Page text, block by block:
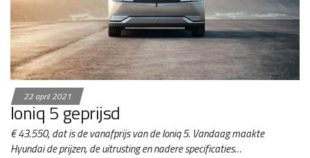
22 april 2021
Ioniq 5 geprijsd
€ 43.550, dat is de vanafprijs van de Ioniq 5. Vandaag maakte
Hyundai de prijzen, de uitrusting en nadere specificaties…